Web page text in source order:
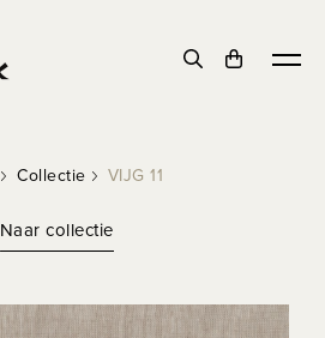
Collectie VIJG 11
Naar collectie